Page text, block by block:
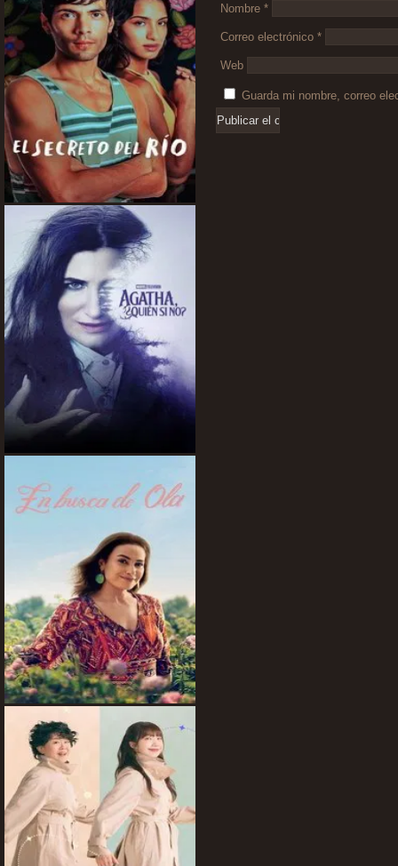
Nombre *
Correo electrónico *
Web
Guarda mi nombre, correo